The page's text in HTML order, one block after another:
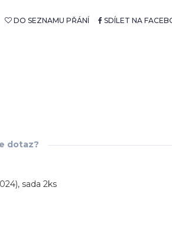
DO SEZNAMU PŘÁNÍ SDÍLET NA
dotaz?
sada 2ks